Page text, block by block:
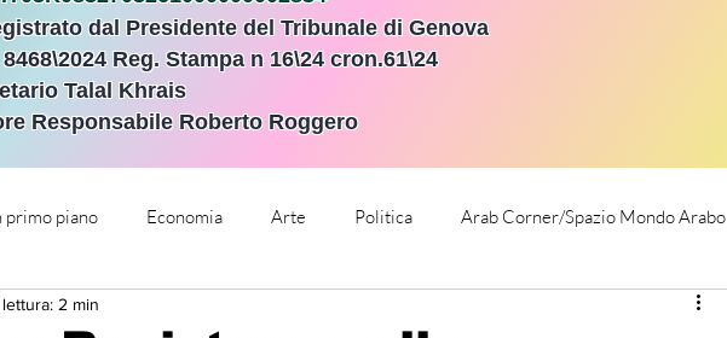
dal Presidente del Tribunale di Genova
8468\2024 Reg. Stampa n 16\24 cron.61\24
Talal Khrais
Responsabile Roberto Roggero
primo piano Economia Arte Politica Arab Corner/Spazio Mondo Arabo
Comunicati Stampa
2 min